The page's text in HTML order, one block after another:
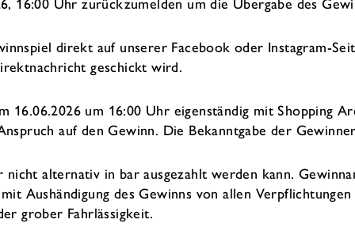
direkt auf unserer Facebook oder Instagram-
geschickt wird.
16.06.2026 um 16:00 Uhr eigenständig mit Shopping
auf den Gewinn. Die Bekanntgabe der
alternativ in bar ausgezahlt werden kann.
Aushändigung des Gewinns von allen
grober Fahrlässigkeit.